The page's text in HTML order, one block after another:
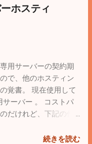
> 猫が数日お留守番
器と自動給水器を買
でデオトイレを買っ
るために猫用品を揃
ホスティ
用サーバーの契約期
で、他のホスティン
覚書。 現在使用して
サーバー 。 コストパ
だけれど、下記の件
解決が遅い時があっ
続きを読む